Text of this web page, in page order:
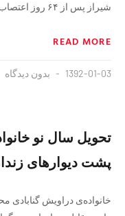
شیراز پس از ۶۴ روز اعتصاب
READ MORE
1392-01-03 بدون دیدگاه
تحویل سال نو
پشت دیوارهای
خانواده‌ی دراویش گنابادی